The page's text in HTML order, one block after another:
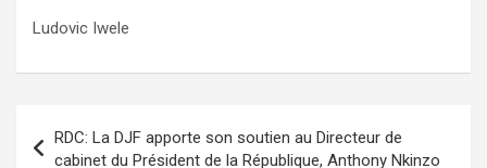
Ludovic Iwele
de
RDC: La DJF apporte son soutien au Directeur de
cabinet du Président de la République, Anthony Nkinzo